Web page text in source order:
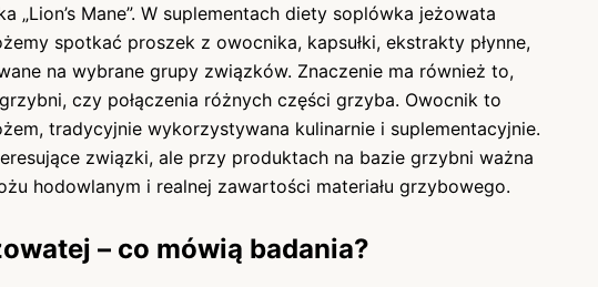
„Lion’s Mane”. W suplementach diety soplówka jeżowata
spotkać proszek z owocnika, kapsułki, ekstrakty płynne,
na wybrane grupy związków. Znaczenie ma również to,
czy połączenia różnych części grzyba. Owocnik to
tradycyjnie wykorzystywana kulinarnie i suplementacyjnie.
związki, ale przy produktach na bazie grzybni ważna
hodowlanym i realnej zawartości materiału grzybowego.
– co mówią badania?